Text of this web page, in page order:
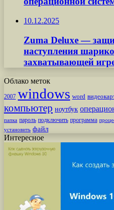
10.12.2025
Zuma Deluxe —
наступления
захватывающей
Облако меток
2007 windows word
компьютер ноутбук
папка пароль подключить программа
установить файл
Интересное